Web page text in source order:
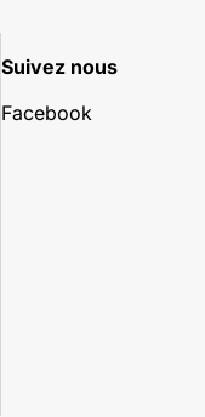
Suivez nous
Facebook